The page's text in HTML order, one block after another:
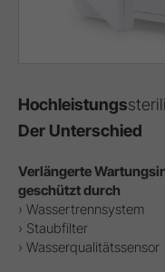
Hochleistungs
Der Unterschied
Verlängerte
geschützt durch
› Wassertrennsystem
› Staubfilter
› Wasserqualitätssensor